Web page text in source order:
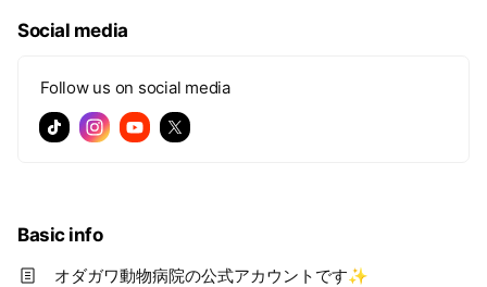
Social media
Follow us on social media
Basic info
オダガワ動物病院の公式アカウントです✨